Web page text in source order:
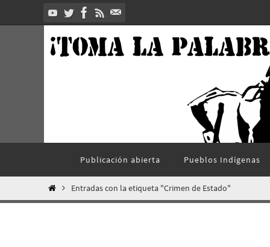
al
contenido
Publicación abierta Pueblos Indí­genas
InicioEntradas con la etiqueta "Crimen de Estado"